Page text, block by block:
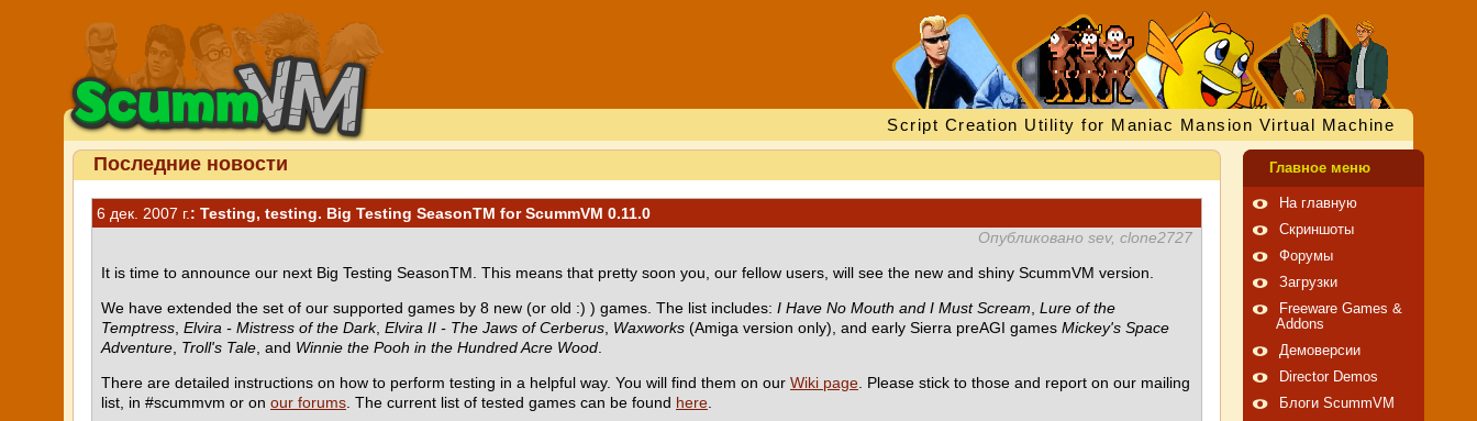
Script Creation Utility for Maniac Mansion Virtual Machine
Последние новости
6 дек. 2007 г.: Testing, testing. Big Testing SeasonTM for ScummVM 0.11.0
Опубликовано sev, clone2727
It is time to announce our next Big Testing SeasonTM. This means that pretty soon you, our fellow users, will see the new and shiny ScummVM version.
We have extended the set of our supported games by 8 new (or old :) ) games. The list includes: I Have No Mouth and I Must Scream Lure of the
Temptress Elvira - Mistress of the Dark, Elvira II - The Jaws of Cerberus Waxworks (Amiga version only), and early Sierra preAGI games Mickey's Space
Adventure Troll's Tale , and Winnie the Pooh in the Hundred Acre Wood
There are detailed instructions on how to perform testing in a helpful way. You will find them on our Wiki page . Please stick to those and report on our mailing
list, in #scummvm or on our forums . The current list of tested games can be found here
Главное меню
На главную
Скриншоты
Форумы
Загрузки
Freeware Games &
Addons
Демоверсии
Director Demos
Блоги ScummVM